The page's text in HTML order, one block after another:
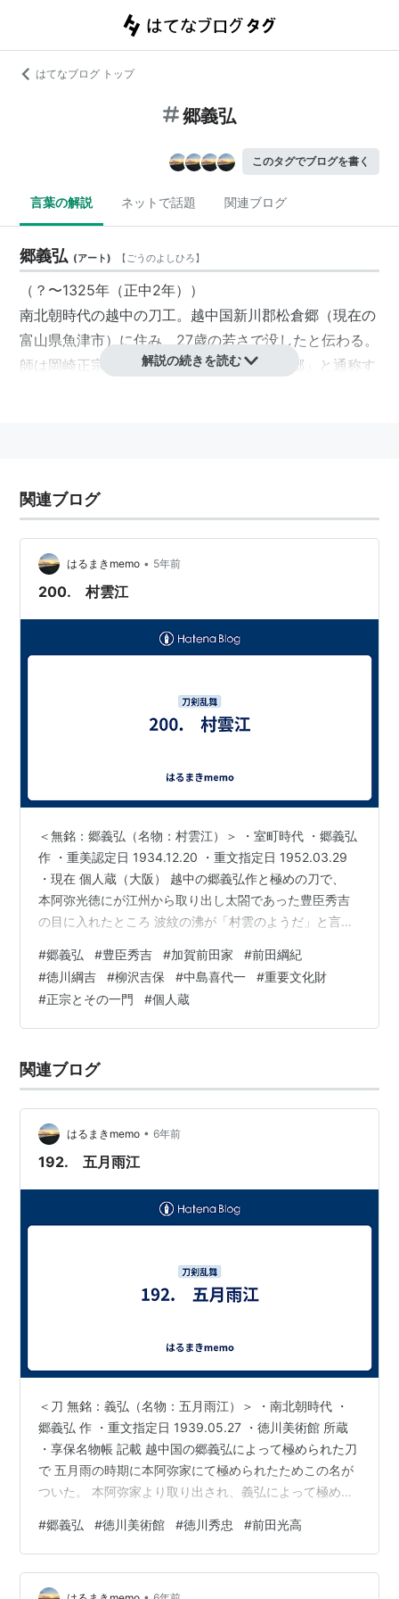
はてなブログ トップ
郷義弘
このタグでブログを書く
言葉の解説 ネットで話題 関連ブログ
郷義弘 (アート) 【ごうのよしひろ】
（？〜1325年（正中2年））
南北朝時代の越中の刀工。越中国新川郡松倉郷（現在の
富山県魚津市）に住み、27歳の若さで没したと伝わる。
師は岡崎正宗 または佐伯則重と云われ、「郷」と通称す
であり、鑑定家の本阿弥が極めをつけた代物、無銘であ
るが郷だろうと言われるものしか存在しない。また、作
風が似た刀を本阿弥が郷に出世させたものもあるとい
う。そのことから、「郷とお化けは見たことがない。」
と言われるほどであった。ただし、これは存在を疑うも
のではなく、在銘品のないことを言ったまでである。
解説の続きを読む
関連ブログ
はるまきmemo • 5年前
200. 村雲江
＜無銘：郷義弘（名物：村雲江）＞ ・室町時代 ・郷義弘
作 ・重美認定日 1934.12.20 ・重文指定日 1952.03.29
・現在 個人蔵（大阪） 越中の郷義弘作と極めの刀で、
本阿弥光徳にが江州から取り出し太閤であった豊臣秀吉
の目に入れたところ 波紋の沸が「村雲のようだ」と言っ
載っておらず、 後世に追加の部として記載されたものと
みられている。 豊臣秀吉の所有からいつの頃からか、加
賀前田家に伝来しており 1702.04.02に加賀前田４代目・
綱紀が会津新藤五と長光の太刀とともに ５代目将軍・綱
#郷義弘 #豊臣秀吉 #加賀前田家 #前田綱紀
#徳川綱吉 #柳沢吉保 #中島喜代一 #重要文化財
#正宗とその一門 #個人蔵
関連ブログ
はるまきmemo • 6年前
192. 五月雨江
＜刀 無銘：義弘（名物：五月雨江）＞ ・南北朝時代 ・
郷義弘 作 ・重文指定日 1939.05.27 ・徳川美術館 所蔵
・享保名物帳 記載 越中国の郷義弘によって極められた刀
で 五月雨の時期に本阿弥家にて極められたためこの名が
ついた。 本阿弥家より取り出され、義弘によって極め直
が死去しその遺物として、徳川家２代目将軍・秀忠に献
上された。 1629.04.23に加賀の前田光高が３代目将軍・
家光に元服した際に秀忠より拝領した。 1639.12.25に家
#郷義弘 #徳川美術館 #徳川秀忠 #前田光高